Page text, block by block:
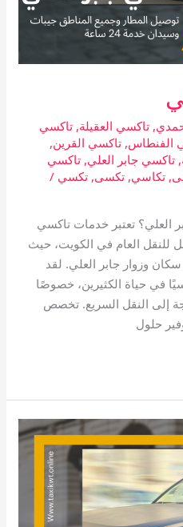
,تاكسي العقيلة,تاكسي
الفنطاس,تاكسي القرين,
,تاكسي جابر العلي,تاكسي
,تكاسي,تكسى,تكسي /
تعتبر خدمات تاكسي
للنقل العام في الكويت، حيث
وزوار جابر العلي. لقد
في حياة الكثيرين، خصوصًا
إلى النقل السريع. تخصص
حلول